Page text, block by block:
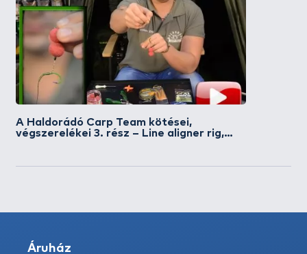
A Haldorádó Carp Team kötései,
végszerelékei 3. rész – Line aligner rig,
Áruház